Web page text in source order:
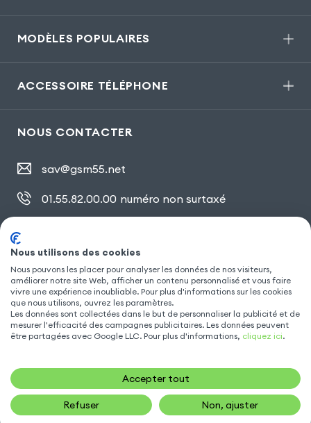
MODÈLES POPULAIRES
ACCESSOIRE TÉLÉPHONE
NOUS CONTACTER
sav@gsm55.net
01.55.82.00.00 numéro non surtaxé
SUIVEZ NOUS
Nous utilisons des cookies
Nous pouvons les placer pour analyser les données de nos visiteurs,
améliorer notre site Web, afficher un contenu personnalisé et vous faire
vivre une expérience inoubliable. Pour plus d'informations sur les cookies
que nous utilisons, ouvrez les paramètres.
Les données sont collectées dans le but de personnaliser la publicité et de
mesurer l'efficacité des campagnes publicitaires. Les données peuvent
être partagées avec Google LLC. Pour plus d'informations, cliquez ici.
Accepter tout
Refuser Non, ajuster